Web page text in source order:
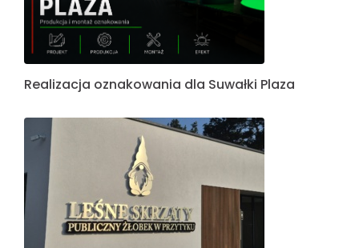
Realizacja oznakowania dla Suwałki Plaza